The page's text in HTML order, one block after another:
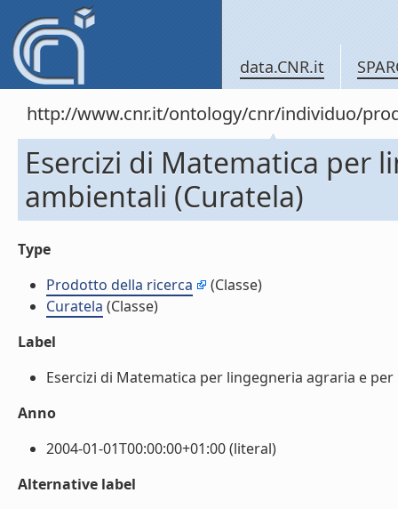
data.CNR.it
http://www.cnr.it/ontology/cnr/individuo/
Esercizi di Matematica per
ambientali (Curatela)
Type
Prodotto della ricerca
(Classe)
Curatela (Classe)
Label
Esercizi di Matematica per lingegneria agraria e
Anno
2004-01-01T00:00:00+01:00 (literal)
Alternative label